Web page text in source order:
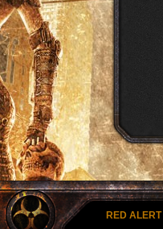
RED ALERT